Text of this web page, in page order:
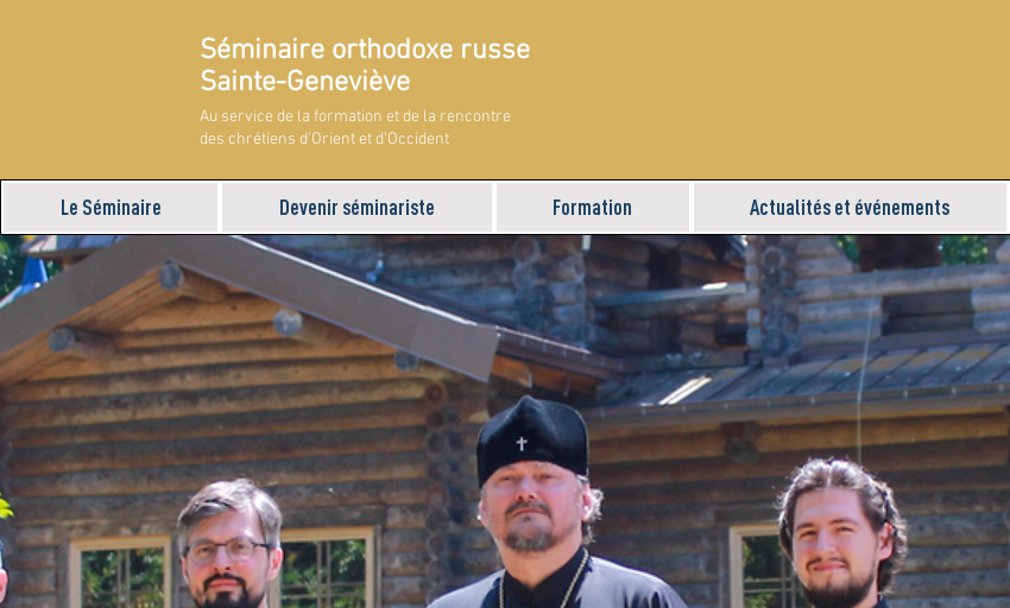
Séminaire orthodoxe russe
Sainte-Geneviève
Au service de la formation et de la rencontre
des chrétiens d'Orient et d'Occident
Le Séminaire Devenir séminariste Formation Actualités et événements